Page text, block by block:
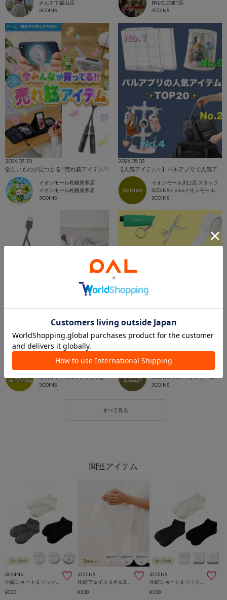
さんすて福山店
3COINS
PAL CLOSET店
3COINS
2026.07.30
欲しいものが見つかる!!売れ筋アイテム!!
イオンモール札幌発寒店
イオンモール札幌発寒店
3COINS
2026.08.03
イオンモール川口店 スタッフ
3COINS
2026.08.01
市川ニッケコルトンプラザ店
市川ニッケコルトンプラザ店
3COINS
3COINS+plus イオンモール北戸田店
3COINS
3COINS
¥330
3COINS
¥330
3COINS
¥330